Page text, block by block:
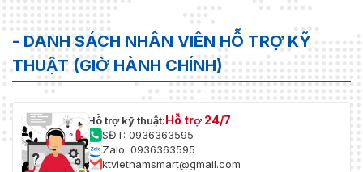
- DANH SÁCH NHÂN VIÊN HỖ TRỢ KỸ
THUẬT (GIỜ HÀNH CHÍNH)
Hỗ trợ kỹ thuật:Hỗ trợ 24/7
SĐT: 0936363595
Zalo: 0936363595
ktvietnamsmart@gmail.com